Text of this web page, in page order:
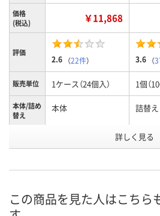
価格
(税込)
￥11,868
評価
2.6 （22件） 3.6 （
販売単位 1ケース（24個入） 1個（
本体/詰め
替え
本体 詰替え
9865350
お取り扱い終了しま
お取
詳しく見る
この商品を見た人はこちら